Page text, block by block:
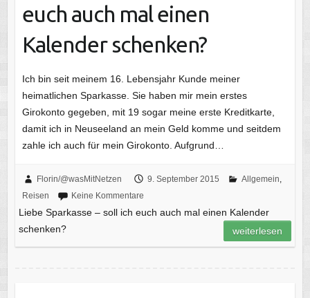
euch auch mal einen
Kalender schenken?
Ich bin seit meinem 16. Lebensjahr Kunde meiner
heimatlichen Sparkasse. Sie haben mir mein erstes
Girokonto gegeben, mit 19 sogar meine erste Kreditkarte,
damit ich in Neuseeland an mein Geld komme und seitdem
zahle ich auch für mein Girokonto. Aufgrund…
Florin/@wasMitNetzen 9. September 2015 Allgemein
Reisen
Keine Kommentare
Liebe Sparkasse – soll ich euch auch mal einen Kalender
schenken?
weiterlesen